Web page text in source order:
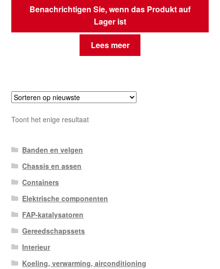
Benachrichtigen Sie, wenn das Produkt auf
Lager ist
Lees meer
Toont het enige resultaat
Banden en velgen
Chassis en assen
Containers
Elektrische componenten
FAP-katalysatoren
Gereedschapssets
Interieur
Koeling, verwarming, airconditioning